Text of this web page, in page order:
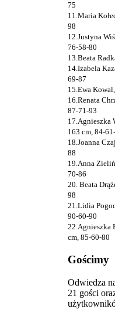
75
11.Maria
98
12.Justyna
76-58-80
13.Beata
14.Izabela
69-87
15.Ewa
16.Renata
87-71-93
17.Agnieszka
163 cm, 84-
18.Joanna
88
19.Anna
70-86
20. Beata
98
21.Lidia
90-60-90
22.Agnieszka
cm, 85-60-80
Gościmy
Odwiedza
21 gości